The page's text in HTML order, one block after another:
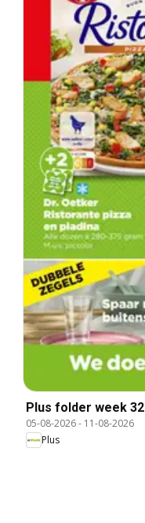
Plus folder week 32
05-08-2026- 11-08-2026
Plus